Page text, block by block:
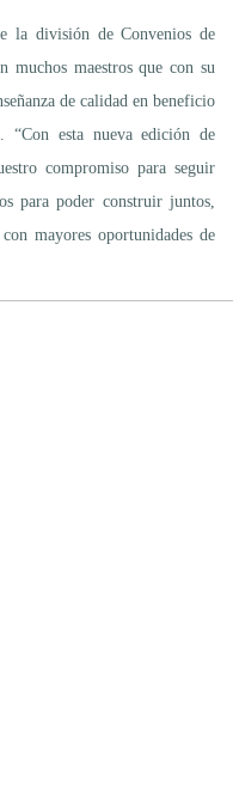
la división de Convenios de
muchos maestros que con su
de calidad en beneficio
“Con esta nueva edición de
compromiso para seguir
para poder construir juntos,
mayores oportunidades de